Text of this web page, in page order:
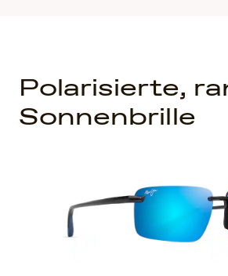
Polarisierte,
Sonnenbrille